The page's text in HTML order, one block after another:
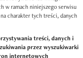
w ramach niniejszego serwisu
charakter tych treści, danych
treści, danych i
przez wyszukiwarki
internetowych